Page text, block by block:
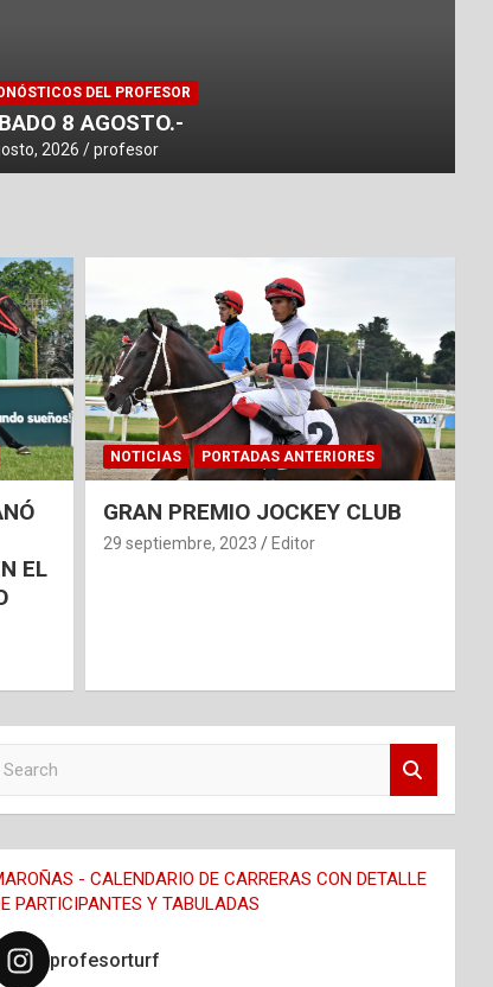
EXTREME GANÓ EL
DEL PROFESOR
8 AGOSTO.-
2026 profesor
EL
NOTICIAS PORTADAS ANTERIORES
GRAN PREMIO JOCKEY CLUB
29 septiembre, 2023 Editor
- CALENDARIO DE CARRERAS CON DETALLE
PARTICIPANTES Y TABULADAS
profesorturf